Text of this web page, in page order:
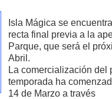
Isla Mágica se
recta final previa a la
Parque, que será el
Abril.
La comercialización del
temporada ha
14 de Marzo a través